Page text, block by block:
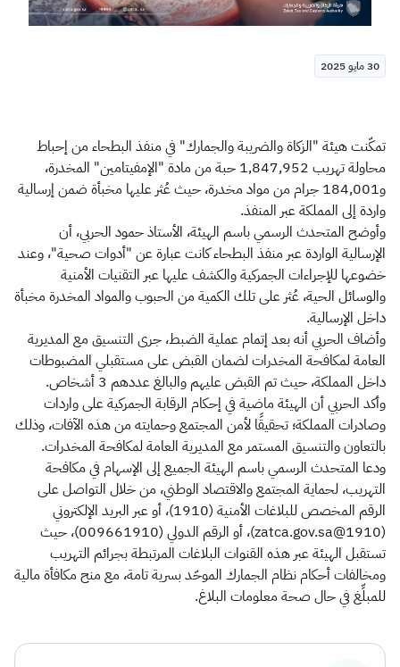
30 مايو 2025
تمكّنت هيئة "الزكاة والضريبة والجمارك" في منفذ البطحاء من إحباط
محاولة تهريب 1,847,952 حبة من مادة "الإمفيتامين" المخدرة،
و184,001 جرام من مواد مخدرة، حيث عُثر عليها مخبأة ضمن إرسالية
واردة إلى المملكة عبر المنفذ.
وأوضح المتحدث الرسمي باسم الهيئة، الأستاذ حمود الحربي، أن
الإرسالية الواردة عبر منفذ البطحاء كانت عبارة عن "أدوات صحية"، وعند
خضوعها للإجراءات الجمركية والكشف عليها عبر التقنيات الأمنية
والوسائل الحية، عُثر على تلك الكمية من الحبوب والمواد المخدرة مخبأة
داخل الإرسالية.
وأضاف الحربي أنه بعد إتمام عملية الضبط، جرى التنسيق مع المديرية
العامة لمكافحة المخدرات لضمان القبض على مستقبلي المضبوطات
داخل المملكة، حيث تم القبض عليهم والبالغ عددهم 3 أشخاص.
وأكد الحربي أن الهيئة ماضية في إحكام الرقابة الجمركية على واردات
وصادرات المملكة؛ تحقيقًا لأمن المجتمع وحمايته من هذه الآفات، وذلك
بالتعاون والتنسيق المستمر مع المديرية العامة لمكافحة المخدرات.
ودعا المتحدث الرسمي باسم الهيئة الجميع إلى الإسهام في مكافحة
التهريب، لحماية المجتمع والاقتصاد الوطني، من خلال التواصل على
الرقم المخصص للبلاغات الأمنية (1910)، أو عبر البريد الإلكتروني
(1910@zatca.gov.sa)، أو الرقم الدولي (009661910)، حيث
تستقبل الهيئة عبر هذه القنوات البلاغات المرتبطة بجرائم التهريب
ومخالفات أحكام نظام الجمارك الموحّد بسرية تامة، مع منح مكافأة مالية
للمبلِّغ في حال صحة معلومات البلاغ.​​​